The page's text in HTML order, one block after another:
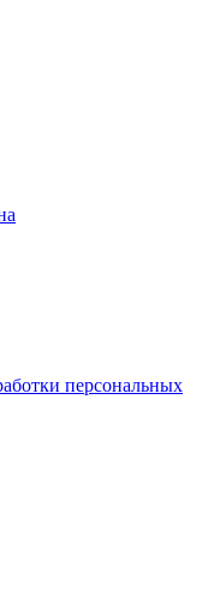
персональных